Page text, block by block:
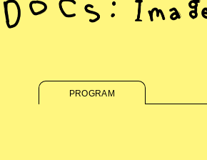
PROGRAM